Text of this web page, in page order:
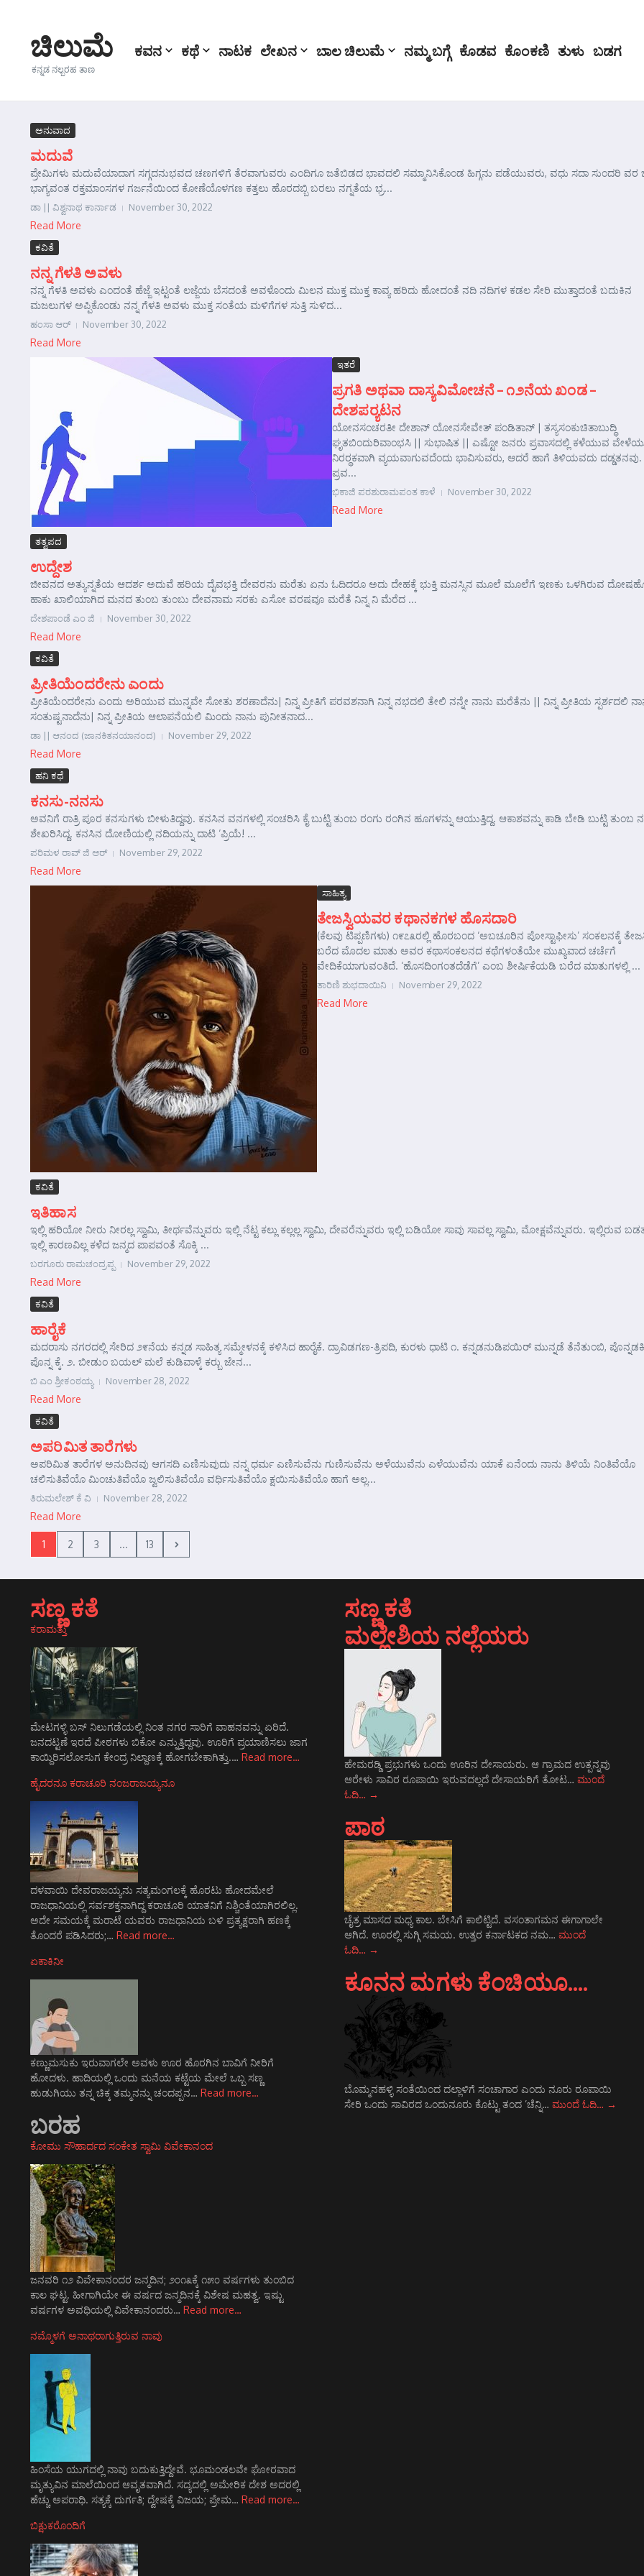
ಚಿಲುಮೆ
ಕನ್ನಡ ನಲ್ಬರಹ ತಾಣ
ಕವನ ಕಥೆ ನಾಟಕ ಲೇಖನ ಬಾಲ ಚಿಲುಮೆ ನಮ್ಮ ಬಗ್ಗೆ ಕೊಡವ ಕೊಂಕಣಿ ತುಳು ಬಡಗ
ಅನುವಾದ
ಮದುವೆ
ಪ್ರೇಮಿಗಳು ಮದುವೆಯಾದಾಗ ಸಗ್ಗದನುಭವದ ಚಣಗಳಿಗೆ ತೆರವಾಗುವರು ಎಂದಿಗೂ ಜತೆಬಿಡದ ಭಾವದಲಿ ಸಮ್ಮಾನಿಸಿಕೊಂಡ ಹಿಗ್ಗನು ಪಡೆಯುವರು, ವಧು ಸದಾ ಸುಂದರಿ ವರ
ಭಾಗ್ಯವಂತ ರಕ್ತಮಾಂಸಗಳ ಗರ್ಜನೆಯಿಂದ ಕೋಣೆಯೊಳಗಣ ಕತ್ತಲು ಹೊರದಬ್ಬಿ ಬರಲು ನಗ್ನತೆಯ ಭ್ರ...
ಡಾ || ವಿಶ್ವನಾಥ ಕಾರ್ನಾಡ November 30, 2022
Read More
ಕವಿತೆ
ನನ್ನ ಗೆಳತಿ ಅವಳು
ನನ್ನ ಗೆಳತಿ ಅವಳು ಎಂದಂತೆ ಹೆಜ್ಜೆ ಇಟ್ಟಂತೆ ಲಜ್ಜೆಯ ಬೆಸದಂತೆ ಅವಳೊಂದು ಮಿಲನ ಮುಕ್ತ ಮುಕ್ತ ಕಾವ್ಯ ಹರಿದು ಹೋದಂತೆ ನದಿ ನದಿಗಳ ಕಡಲ ಸೇರಿ ಮುತ್ತಾದಂತೆ ಬದುಕಿನ
ಮಜಲುಗಳ ಅಪ್ಪಿಕೊಂಡು ನನ್ನ ಗೆಳತಿ ಅವಳು ಮುಕ್ತ ಸಂತೆಯ ಮಳಿಗೆಗಳ ಸುತ್ತಿ ಸುಳಿದ...
ಹಂಸಾ ಆರ್‍ November 30, 2022
Read More
ಇತರೆ
ಪ್ರಗತಿ ಅಥವಾ ದಾಸ್ಯವಿಮೋಚನೆ – ೧೨ನೆಯ ಖಂಡ –
ದೇಶಪರ್‍ಯಟನ
ಯೋನಸಂಚರತೀ ದೇಶಾನ್‌ ಯೋನಸೇವೇತ್‌ ಪಂಡಿತಾನ್‌ | ತಸ್ಯಸಂಕುಚಿತಾಬುದ್ಧಿ
ಘೃತಬಿಂದುರಿವಾಂಭಸಿ || ಸುಭಾಷಿತ || ಎಷ್ಟೋ ಜನರು ಪ್ರವಾಸದಲ್ಲಿ ಕಳೆಯುವ
ನಿರರ್‍ಥಕವಾಗಿ ವ್ಯಯವಾಗುವದೆಂದು ಭಾವಿಸುವರು, ಆದರೆ ಹಾಗೆ ತಿಳಿಯವದು ದಡ್ಡತನವು.
ಪ್ರವ...
ಭಿಕಾಜಿ ಪರಶುರಾಮಪಂತ ಕಾಳೆ November 30, 2022
Read More
ತತ್ವಪದ
ಉದ್ದೇಶ
ಜೀವನದ ಅತ್ಯುನ್ನತೆಯ ಆದರ್ಶ ಅದುವೆ ಹರಿಯ ದೈವಭಕ್ತಿ ದೇವರನು ಮರೆತು ಏನು ಓದಿದರೂ ಅದು ದೇಹಕ್ಕೆ ಭುಕ್ತಿ ಮನಸ್ಸಿನ ಮೂಲೆ ಮೂಲೆಗೆ ಇಣಕು ಒಳಗಿರುವ
ಹಾಕು ಖಾಲಿಯಾಗಿದ ಮನದ ತುಂಬ ತುಂಬು ದೇವನಾಮ ಸರಕು ಎಸೋ ವರಷವೂ ಮರೆತೆ ನಿನ್ನ ನಿ ಮೆರೆದ ...
ದೇಶಪಾಂಡೆ ಎಂ ಜಿ November 30, 2022
Read More
ಕವಿತೆ
ಪ್ರೀತಿಯೆಂದರೇನು ಎಂದು
ಪ್ರೀತಿಯೆಂದರೇನು ಎಂದು ಅರಿಯುವ ಮುನ್ನವೇ ಸೋತು ಶರಣಾದೆನು| ನಿನ್ನ ಪ್ರೀತಿಗೆ ಪರವಶನಾಗಿ ನಿನ್ನ ನಭದಲಿ ತೇಲಿ ನನ್ನೇ ನಾನು ಮರೆತೆನು || ನಿನ್ನ ಪ್ರೀತಿಯ ಸ್ಪರ್ಶದಲಿ
ಸಂತುಷ್ಟನಾದೆನು| ನಿನ್ನ ಪ್ರೀತಿಯ ಆಲಾಪನೆಯಲಿ ಮಿಂದು ನಾನು ಪುನೀತನಾದ...
ಡಾ || ಆನಂದ (ಜಾನಕಿತನಯಾನಂದ) November 29, 2022
Read More
ಹನಿ ಕಥೆ
ಕನಸು-ನನಸು
ಅವನಿಗೆ ರಾತ್ರಿ ಪೂರ ಕನಸುಗಳು ಬೀಳುತಿದ್ದವು. ಕನಸಿನ ವನಗಳಲ್ಲಿ ಸಂಚರಿಸಿ ಕೈ ಬುಟ್ಟಿ ತುಂಬ ರಂಗು ರಂಗಿನ ಹೂಗಳನ್ನು ಆಯುತ್ತಿದ್ದ. ಆಕಾಶವನ್ನು ಕಾಡಿ ಬೇಡಿ ಬುಟ್ಟಿ ತುಂಬ
ಶೇಖರಿಸಿದ್ದ. ಕನಸಿನ ದೋಣಿಯಲ್ಲಿ ನದಿಯನ್ನು ದಾಟಿ ‘ಪ್ರಿಯೆ! ...
ಪರಿಮಳ ರಾವ್ ಜಿ ಆರ್‍ November 29, 2022
Read More
ಸಾಹಿತ್ಯ
ತೇಜಸ್ವಿಯವರ ಕಥಾನಕಗಳ ಹೊಸದಾರಿ
(ಕೆಲವು ಟಿಪ್ಪಣಿಗಳು) ೧೯೭೩ರಲ್ಲಿ ಹೊರಬಂದ ‘ಅಬಚೂರಿನ ಪೋಸ್ಟಾಫೀಸು’ ಸಂಕಲನಕ್ಕೆ
ಬರೆದ ಮೊದಲ ಮಾತು ಅವರ ಕಥಾಸಂಕಲನದ ಕಥೆಗಳಂತೆಯೇ ಮುಖ್ಯವಾದ ಚರ್ಚೆಗೆ
ವೇದಿಕೆಯಾಗುವಂತಿದೆ. ‘ಹೊಸದಿಂಗಂತದೆಡೆಗೆ’ ಎಂಬ ಶೀರ್ಷಿಕೆಯಡಿ ಬರೆದ ಮಾತುಗಳಲ್ಲಿ ...
ತಾರಿಣಿ ಶುಭದಾಯಿನಿ November 29, 2022
Read More
ಕವಿತೆ
ಇತಿಹಾಸ
ಇಲ್ಲಿ ಹರಿಯೋ ನೀರು ನೀರಲ್ಲ ಸ್ವಾಮಿ, ತೀರ್ಥವೆನ್ನುವರು ಇಲ್ಲಿ ನೆಟ್ಟ ಕಲ್ಲು ಕಲ್ಲಲ್ಲ ಸ್ವಾಮಿ, ದೇವರೆನ್ನುವರು ಇಲ್ಲಿ ಬಡಿಯೋ ಸಾವು ಸಾವಲ್ಲ ಸ್ವಾಮಿ, ಮೋಕ್ಷವೆನ್ನುವರು. ಇಲ್ಲಿರುವ
ಇಲ್ಲಿ ಕಾರಣವಿಲ್ಲ ಕಳೆದ ಜನ್ಮದ ಪಾಪವಂತೆ ಸೊಕ್ಕಿ ...
ಬರಗೂರು ರಾಮಚಂದ್ರಪ್ಪ November 29, 2022
Read More
ಕವಿತೆ
ಹಾರೈಕೆ
ಮದರಾಸು ನಗರದಲ್ಲಿ ಸೇರಿದ ೨೯ನೆಯ ಕನ್ನಡ ಸಾಹಿತ್ಯ ಸಮ್ಮೇಳನಕ್ಕೆ ಕಳಿಸಿದ ಹಾರೈಕೆ. ದ್ರಾವಿಡಗಣ-ತ್ರಿಪದಿ, ಕುರಳು ಧಾಟಿ ೧. ಕನ್ನಡನುಡಿಪಯಿರ್ ಮುನ್ನಡೆ ತೆನೆತುಂಬಿ,
ಪೊನ್ನ ಕ್ಕೆ. ೨. ಬೀಡುಂ ಬಯಲ್ ಮಲೆ ಕುಡಿವಾಳ್ಕೆ ಕರ್‍ಬು ಜೇನ...
ಬಿ ಎಂ ಶ್ರೀಕಂಠಯ್ಯ November 28, 2022
Read More
ಕವಿತೆ
ಅಪರಿಮಿತ ತಾರೆಗಳು
ಅಪರಿಮಿತ ತಾರೆಗಳ ಅನುದಿನವು ಆಗಸದಿ ಎಣಿಸುವುದು ನನ್ನ ಧರ್ಮ ಎಣಿಸುವೆನು ಗುಣಿಸುವೆನು ಅಳೆಯುವೆನು ಎಳೆಯುವೆನು ಯಾಕೆ ಏನೆಂದು ನಾನು ತಿಳಿಯೆ ನಿಂತಿವೆಯೊ
ಚಲಿಸುತಿವೆಯೊ ಮಿಂಚುತಿವೆಯೊ ಜ್ವಲಿಸುತಿವೆಯೊ ವರ್ಧಿಸುತಿವೆಯೊ ಕ್ಷಯಿಸುತಿವೆಯೊ ಹಾಗೆ ಅಲ್ಲ...
ತಿರುಮಲೇಶ್ ಕೆ ವಿ November 28, 2022
Read More
1 2 3 ... 13
ಸಣ್ಣ ಕತೆ
ಕರಾಮತ್ತು
ಮೇಟಗಳ್ಳಿ ಬಸ್ ನಿಲುಗಡೆಯಲ್ಲಿ ನಿಂತ ನಗರ ಸಾರಿಗೆ ವಾಹನವನ್ನು ಏರಿದೆ.
ಜನದಟ್ಟಣೆ ಇರದೆ ಪೀಠಗಳು ಬಿಕೋ ಎನ್ನುತ್ತಿದ್ದವು. ಊರಿಗೆ ಪ್ರಯಾಣಿಸಲು ಜಾಗ
ಕಾಯ್ದಿರಿಸಲೋಸುಗ ಕೇಂದ್ರ ನಿಲ್ದಾಣಕ್ಕೆ ಹೋಗಬೇಕಾಗಿತ್ತು.… Read more…
ಹೈದರನೂ ಕರಾಚೂರಿ ನಂಜರಾಜಯ್ಯನೂ
ದಳವಾಯಿ ದೇವರಾಜಯ್ಯನು ಸತ್ಯಮಂಗಲಕ್ಕೆ ಹೊರಟು ಹೋದಮೇಲೆ
ರಾಜಧಾನಿಯಲ್ಲಿ ಸರ್ವಶಕ್ತನಾಗಿದ್ದ ಕರಾಚೂರಿ ಯಾತನಿಗೆ ನಿಶ್ಚಿಂತೆಯಾಗಿರಲಿಲ್ಲ.
ಅದೇ ಸಮಯಕ್ಕೆ ಮರಾಟೆ ಯವರು ರಾಜಧಾನಿಯ ಬಳಿ ಪ್ರತ್ಯಕ್ಷರಾಗಿ ಹಣಕ್ಕೆ
ತೊಂದರೆ ಪಡಿಸಿದರು;… Read more…
ಏಕಾಕಿನೀ
ಕಣ್ಣುಮಸುಕು ಇರುವಾಗಲೇ ಅವಳು ಊರ ಹೊರಗಿನ ಬಾವಿಗೆ ನೀರಿಗೆ
ಹೋದಳು. ಹಾದಿಯಲ್ಲಿ ಒಂದು ಮನೆಯ ಕಟ್ಟೆಯ ಮೇಲೆ ಒಬ್ಬ ಸಣ್ಣ
ಹುಡುಗಿಯು ತನ್ನ ಚಿಕ್ಕ ತಮ್ಮನನ್ನು ಚಂದಪ್ಪನ… Read more…
ಬರಹ
ಕೋಮು ಸೌಹಾರ್ದದ ಸಂಕೇತ ಸ್ವಾಮಿ ವಿವೇಕಾನಂದ
ಜನವರಿ ೧೨ ವಿವೇಕಾನಂದರ ಜನ್ಮದಿನ; ೨೦೧೩ಕ್ಕೆ ೧೫೦ ವರ್ಷಗಳು ತುಂಬಿದ
ಕಾಲ ಘಟ್ಟ. ಹೀಗಾಗಿಯೇ ಈ ವರ್ಷದ ಜನ್ಮದಿನಕ್ಕೆ ವಿಶೇಷ ಮಹತ್ವ. ಇಷ್ಟು
ವರ್ಷಗಳ ಅವಧಿಯಲ್ಲಿ ವಿವೇಕಾನಂದರು… Read more…
ನಮ್ಮೊಳಗೆ ಅನಾಥರಾಗುತ್ತಿರುವ ನಾವು
ಹಿಂಸೆಯ ಯುಗದಲ್ಲಿ ನಾವು ಬದುಕುತ್ತಿದ್ದೇವೆ. ಭೂಮಂಡಲವೇ ಘೋರವಾದ
ಮೃತ್ಯುವಿನ ಮಾಲೆಯಿಂದ ಆವೃತವಾಗಿದೆ. ಸದ್ಯದಲ್ಲಿ ಅಮೇರಿಕ ದೇಶ ಅದರಲ್ಲಿ
ಹೆಚ್ಚು ಅಪರಾಧಿ. ಸತ್ಯಕ್ಕೆ ದುರ್ಗತಿ; ದ್ವೇಷಕ್ಕೆ ವಿಜಯ; ಪ್ರೇಮ… Read more…
ಬಿಕ್ಷುಕರೊಂದಿಗೆ
ಸಣ್ಣ ಕತೆ
ಮಲ್ಲೇಶಿಯ ನಲ್ಲೆಯರು
ಹೇಮರಡ್ಡಿ ಪ್ರಭುಗಳು ಒಂದು ಊರಿನ ದೇಸಾಯರು. ಆ ಗ್ರಾಮದ ಉತ್ಪನ್ನವು
ಆರೇಳು ಸಾವಿರ ರೂಪಾಯಿ ಇರುವದಲ್ಲದೆ ದೇಸಾಯರಿಗೆ ತೋಟ… ಮುಂದೆ
ಓದಿ… →
ಪಾಠ
ಚೈತ್ರ ಮಾಸದ ಮಧ್ಯ ಕಾಲ. ಬೇಸಿಗೆ ಕಾಲಿಟ್ಟಿದೆ. ವಸಂತಾಗಮನ ಈಗಾಗಾಲೇ
ಆಗಿದೆ. ಊರಲ್ಲಿ ಸುಗ್ಗಿ ಸಮಯ. ಉತ್ತರ ಕರ್ನಾಟಕದ ನಮ… ಮುಂದೆ
ಓದಿ… →
ಕೂನನ ಮಗಳು ಕೆಂಚಿಯೂ….
ಬೊಮ್ಮನಹಳ್ಳಿ ಸಂತೆಯಿಂದ ದಲ್ಲಾಳಿಗೆ ಸಂಚಾಗಾರ ಎಂದು ನೂರು ರೂಪಾಯಿ
ಸೇರಿ ಒಂದು ಸಾವಿರದ ಒಂದುನೂರು ಕೊಟ್ಟು ತಂದ ’ಚೆನ್ನಿ… ಮುಂದೆ ಓದಿ… →